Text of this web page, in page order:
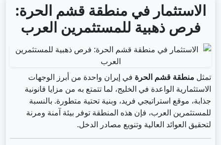
الاستثمار في منطقة قشم الحرة:
فرص ذهبية للمستثمرين العرب
تمثل منطقة قشم الحرة في إيران واحدة من أبرز الوجهات
الاستثمارية الواعدة في الخليج، لما تتمتع به من مزايا قانونية
جذابة، موقع استراتيجي فريد، وبنية تحتية متطورة. بالنسبة
للمستثمرين العرب، فإن هذه المنطقة توفر بيئة آمنة ومرنة
لتحقيق العوائد العالية وتنويع مصادر الدخل.